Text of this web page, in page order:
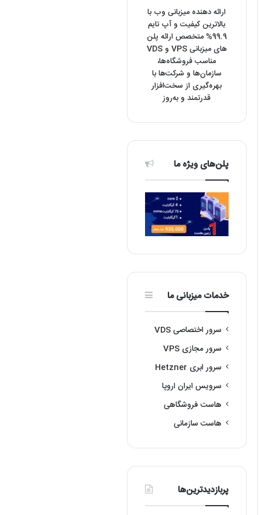
ارائه دهنده میزبانی وب با
بالاترین کیفیت و آپ تایم
99.9% متخصص ارائه پلن
های میزبانی VPS و VDS
مناسب فروشگاه‌ها،
سازمان‌ها و شرکت‌ها با
بهره‌گیری از سخت‌افزار
قدرتمند و به‌روز
پلن‌های ویژه ما
خدمات میزبانی ما
سرور اختصاصی VDS
سرور مجازی VPS
سرور ابری Hetzner
سرویس ایران اروپا
هاست فروشگاهی
هاست سازمانی
پربازدیدترین‌ها